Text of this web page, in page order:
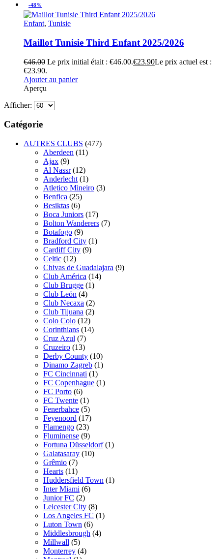
-48%
Enfant, Tunisie
Maillot Tunisie Third Enfant 2025/2026
€46.00 Le prix initial était : €46.00.€23.90Le prix actuel est :
€23.90.
Ajouter au panier
Aperçu
Afficher:
Catégorie
AUTRES CLUBS (477)
Aberdeen (11)
Ajax (9)
Al Nassr (12)
Anderlecht (1)
Atletico Mineiro (3)
Benfica (25)
Besiktas (6)
Boca Juniors (17)
Bolton Wanderers (7)
Botafogo (9)
Bradford City (1)
Cardiff City (9)
Celtic (12)
Chivas de Guadalajara (9)
Club América (14)
Club Brugge (1)
Club León (4)
Club Necaxa (2)
Club Tijuana (2)
Colo Colo (12)
Corinthians (14)
Cruz Azul (7)
Cruzeiro (13)
Derby County (10)
Dinamo Zagreb (1)
FC Cincinnati (1)
FC Copenhague (1)
FC Porto (6)
FC Twente (1)
Fenerbahce (5)
Feyenoord (17)
Flamengo (23)
Fluminense (9)
Fortuna Düsseldorf (1)
Galatasaray (10)
Grêmio (7)
Hearts (11)
Huddersfield Town (1)
Inter Miami (6)
Junior FC (2)
Leicester City (8)
Los Angeles FC (1)
Luton Town (6)
Middlesbrough (4)
Millwall (5)
Monterrey (4)